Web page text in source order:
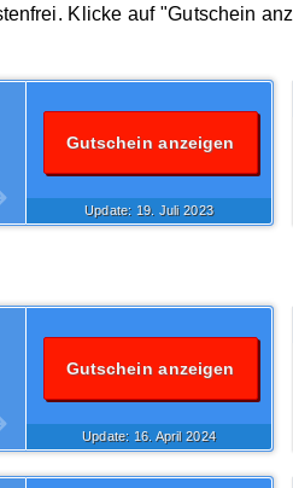
Klicke auf "Gutschein
Gutschein anzeigen
Update: 19.Juli2023
Gutschein anzeigen
Update: 16. April2024